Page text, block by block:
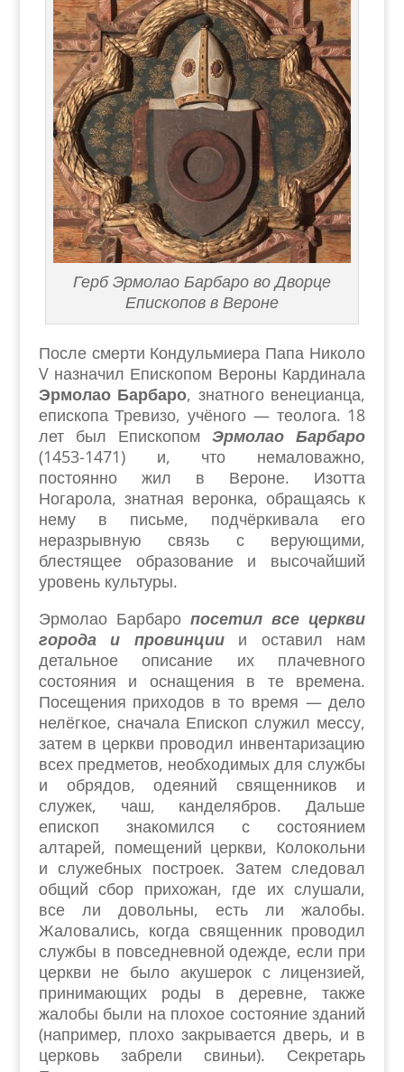
Герб Эрмолао Барбаро во Дворце
Епископов в Вероне
После смерти Кондульмиера Папа Николо
Vназначил Епископом Вероны Кардинала
Эрмолао Барбаро, знатного венецианца,
епископа Тревизо, учёного — теолога. 18
лет был ЕпископомЭрмолао Барбаро
(1453-1471) и, что немаловажно,
постоянно жил в Вероне. Изотта
Ногарола, знатная веронка, обращаясь к
нему в письме, подчёркивала его
неразрывную связь с верующими,
блестящее образование и высочайший
уровень культуры.
Эрмолао Барбаро посетил все церкви
города и провинции
и оставил нам
детальное описание их плачевного
состояния и оснащения в те времена.
Посещения приходов в то время — дело
нелёгкое, сначала Епископ служил мессу,
затем в церкви проводил инвентаризацию
всех предметов, необходимых для службы
и обрядов, одеяний священников и
служек, чаш, канделябров. Дальше
епископ знакомился с состоянием
алтарей, помещений церкви, Колокольни
и служебных построек. Затем следовал
общий сбор прихожан, где их слушали,
все ли довольны, есть ли жалобы.
Жаловались, когда священник проводил
службы в повседневной одежде, если при
церкви не было акушерок с лицензией,
принимающих роды в деревне, также
жалобы были на плохое состояние зданий
(например, плохо закрывается дверь, и в
церковь забрели свиньи). Секретарь